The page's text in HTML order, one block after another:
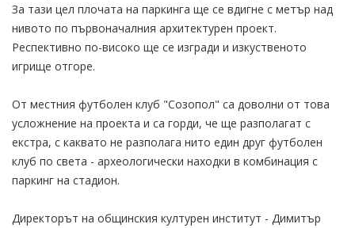
За тази цел плочата на паркинга ще се вдигне с метър над
нивото по първоначалния архитектурен проект.
Респективно по-високо ще се изгради и изкуственото
игрище отгоре.
От местния футболен клуб "Созопол" са доволни от това
усложнение на проекта и са горди, че ще разполагат с
екстра, с каквато не разполага нито един друг футболен
клуб по света - археологически находки в комбинация с
паркинг на стадион.
Директорът на общинския културен институт - Димитър